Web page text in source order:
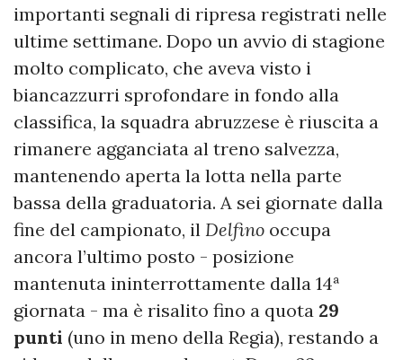
importanti segnali di ripresa registrati nelle
ultime settimane. Dopo un avvio di stagione
molto complicato, che aveva visto i
biancazzurri sprofondare in fondo alla
classifica, la squadra abruzzese è riuscita a
rimanere agganciata al treno salvezza,
mantenendo aperta la lotta nella parte
bassa della graduatoria. A sei giornate dalla
fine del campionato, il Delfino occupa
ancora l’ultimo posto - posizione
mantenuta ininterrottamente dalla 14ª
giornata - ma è risalito fino a quota 29
punti (uno in meno della Regia), restando a